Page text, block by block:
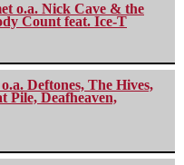
o.a. Nick Cave & the
Count feat. Ice-T
Deftones, The Hives,
Pile, Deafheaven,